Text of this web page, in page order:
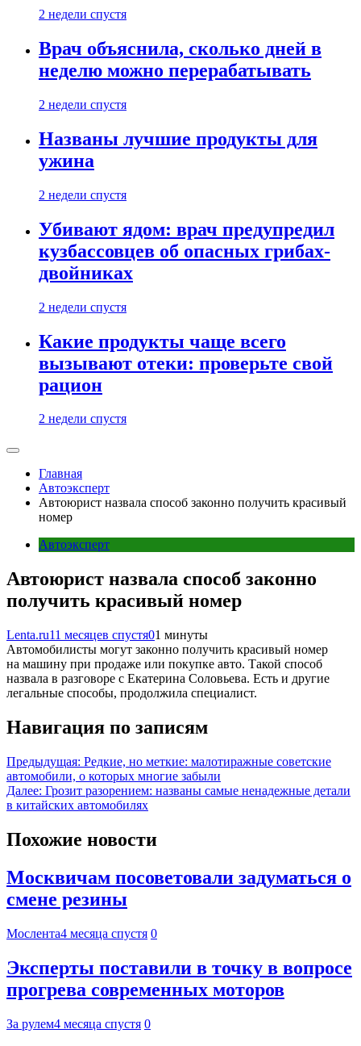
2 недели спустя
Врач объяснила, сколько дней в
неделю можно перерабатывать
2 недели спустя
Названы лучшие продукты для
ужина
2 недели спустя
Убивают ядом: врач предупредил
кузбассовцев об опасных грибах-
двойниках
2 недели спустя
Какие продукты чаще всего
вызывают отеки: проверьте свой
рацион
2 недели спустя
Главная
Автоэксперт
Автоюрист назвала способ законно получить красивый
номер
Автоэксперт
Автоюрист назвала способ законно
получить красивый номер
Lenta.ru11 месяцев спустя01 минуты
Автомобилисты могут законно получить красивый номер
на машину при продаже или покупке авто. Такой способ
назвала в разговоре с Екатерина Соловьева. Есть и другие
легальные способы, продолжила специалист.
Навигация по записям
Предыдущая: Редкие, но меткие: малотиражные советские
автомобили, о которых многие забыли
Далее: Грозит разорением: названы самые ненадежные детали
в китайских автомобилях
Похожие новости
Москвичам посоветовали задуматься о
смене резины
Мослента4 месяца спустя 0
Эксперты поставили в точку в вопросе
прогрева современных моторов
За рулем4 месяца спустя 0